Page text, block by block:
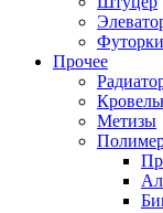
Футорки
Прочее
Метизы